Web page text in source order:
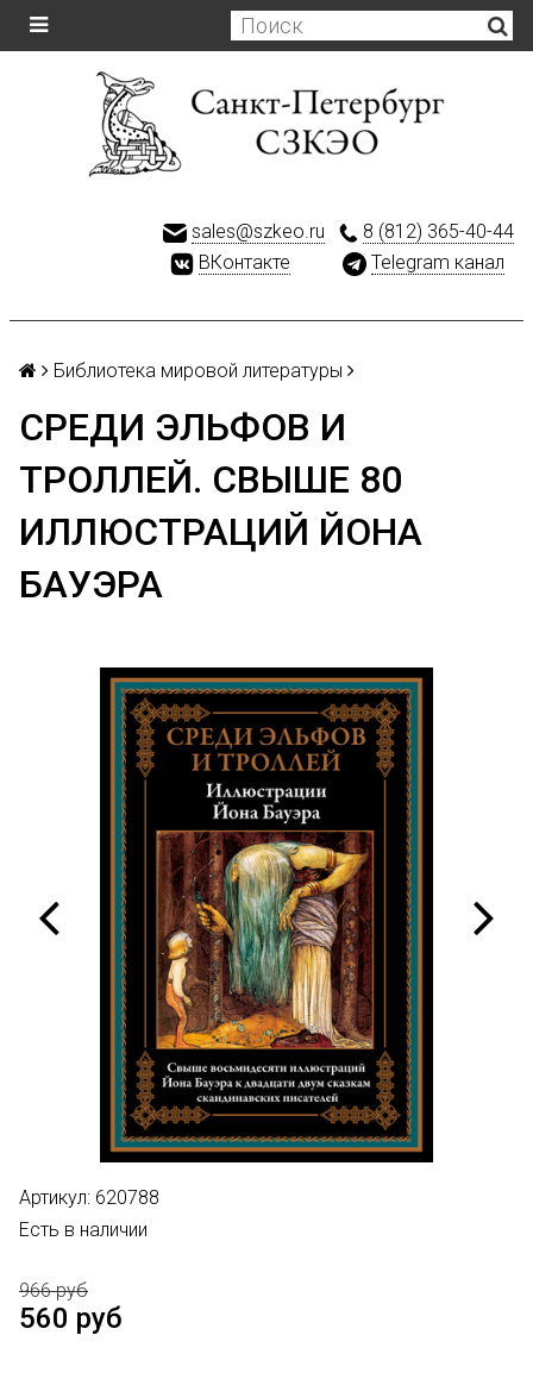
sales@szkeo.ru
8 (812) 365-40-44
ВКонтакте
Telegram канал
Библиотека мировой литературы
СРЕДИ ЭЛЬФОВ И
ТРОЛЛЕЙ. СВЫШЕ 80
ИЛЛЮСТРАЦИЙ ЙОНА
БАУЭРА
Артикул: 620788
Есть в наличии
966 руб
560 руб